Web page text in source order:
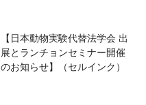
【日本動物実験代替法学会 出
展とランチョンセミナー開催
のお知らせ】（セルインク）